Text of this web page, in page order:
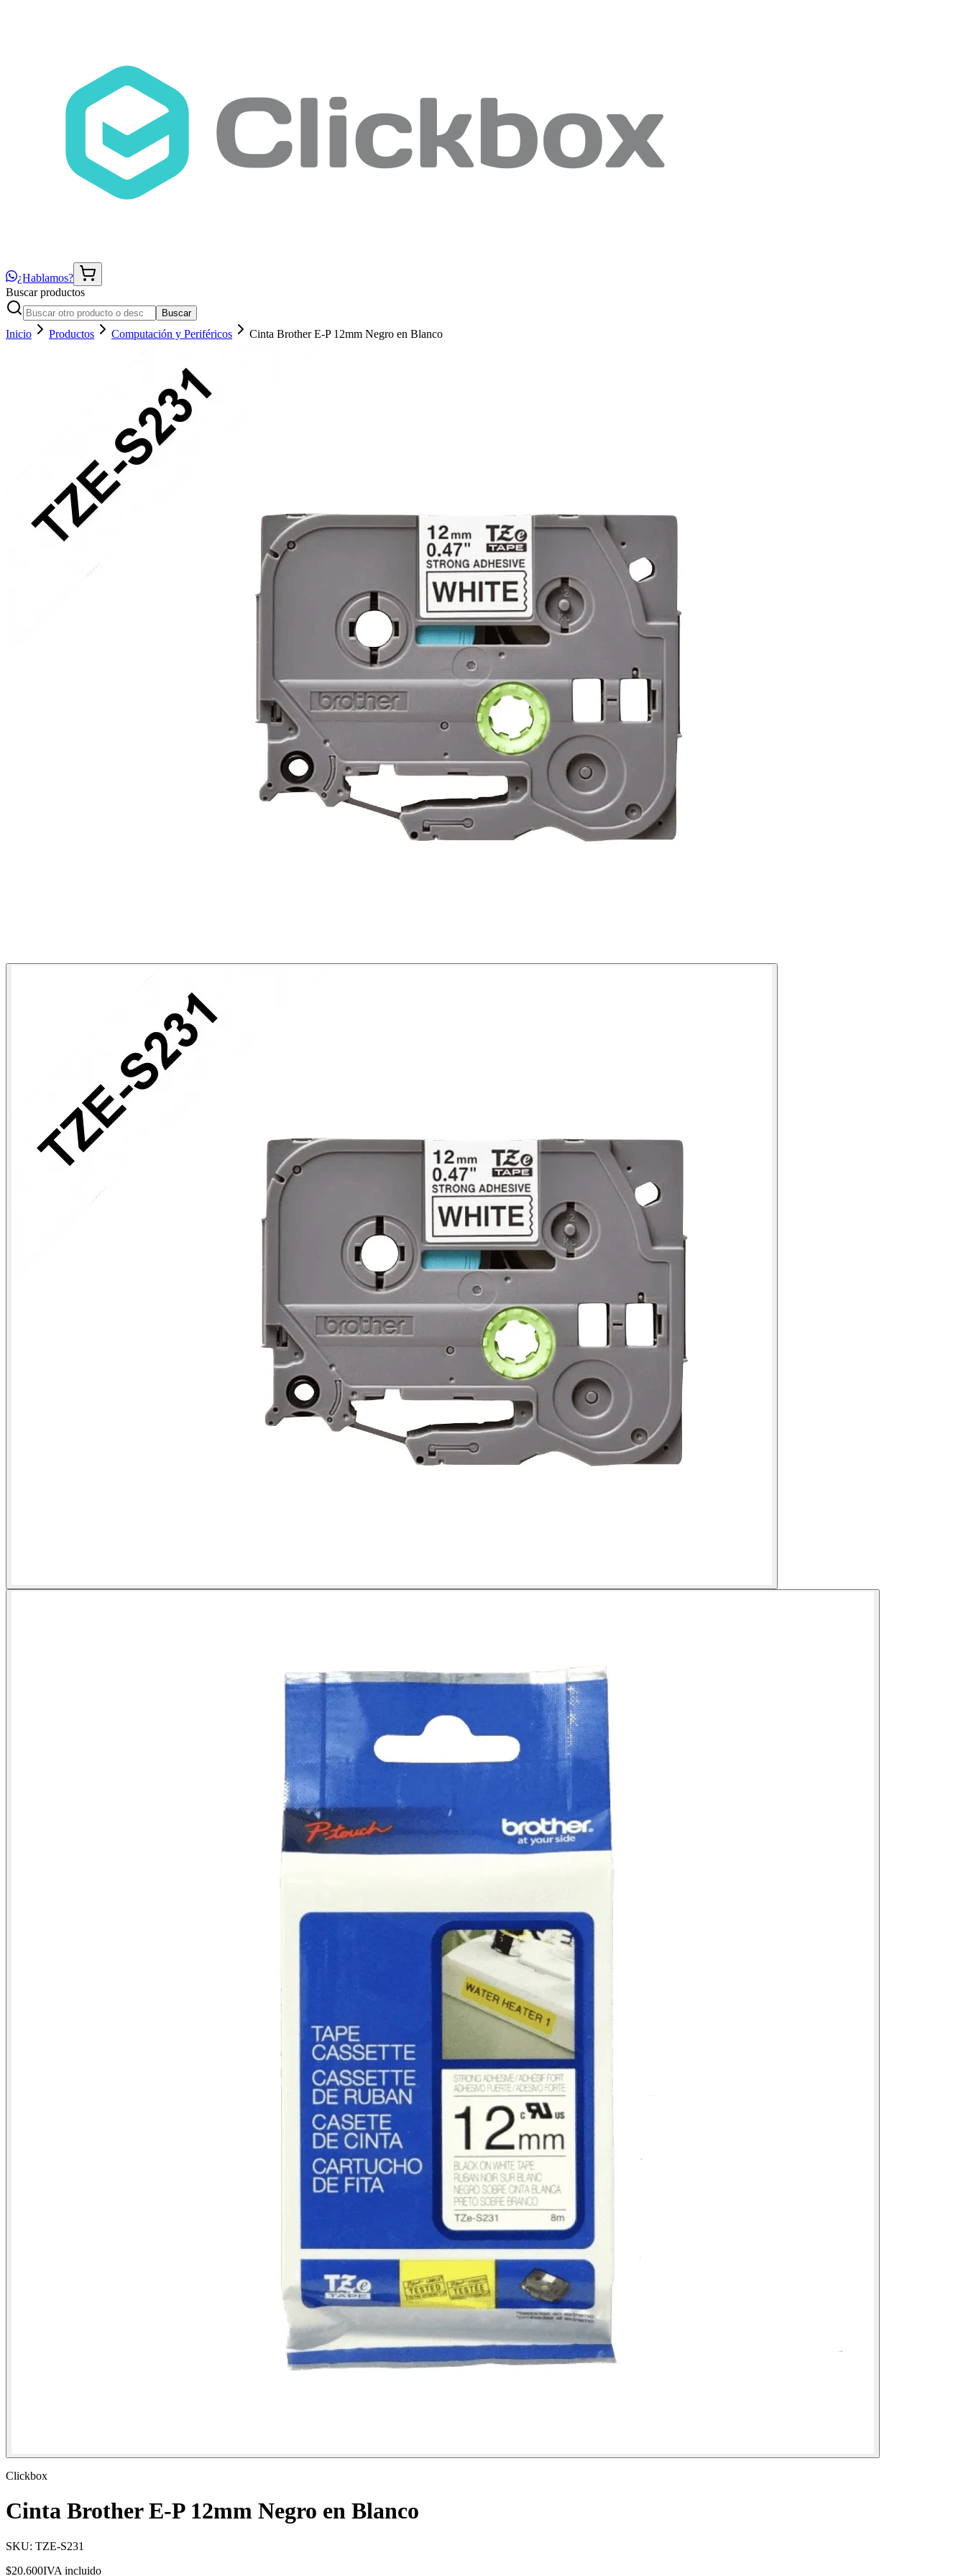
¿Hablamos?
Buscar productos
Buscar
Inicio Productos Computación y Periféricos Cinta Brother E-P 12mm Negro en Blanco
Clickbox
Cinta Brother E-P 12mm Negro en Blanco
SKU: TZE-S231
$20.600IVA incluido